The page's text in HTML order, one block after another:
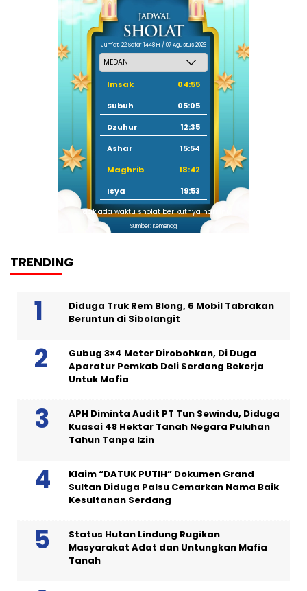
Jum'at, 22 Safar 1448 H / 07 Agustus 2026
Imsak
04:55
Subuh
05:05
Dzuhur
12:35
Ashar
15:54
Maghrib
18:42
Isya
19:53
Tidak ada waktu sholat berikutnya hari ini.
Sumber: Kemenag
TRENDING
Diduga Truk Rem Blong, 6 Mobil Tabrakan
Beruntun di Sibolangit
Gubug 3×4 Meter Dirobohkan, Di Duga
Aparatur Pemkab Deli Serdang Bekerja
Untuk Mafia
APH Diminta Audit PT Tun Sewindu, Diduga
Kuasai 48 Hektar Tanah Negara Puluhan
Tahun Tanpa Izin
Klaim “DATUK PUTIH” Dokumen Grand
Sultan Diduga Palsu Cemarkan Nama Baik
Kesultanan Serdang
Status Hutan Lindung Rugikan
Masyarakat Adat dan Untungkan Mafia
Tanah